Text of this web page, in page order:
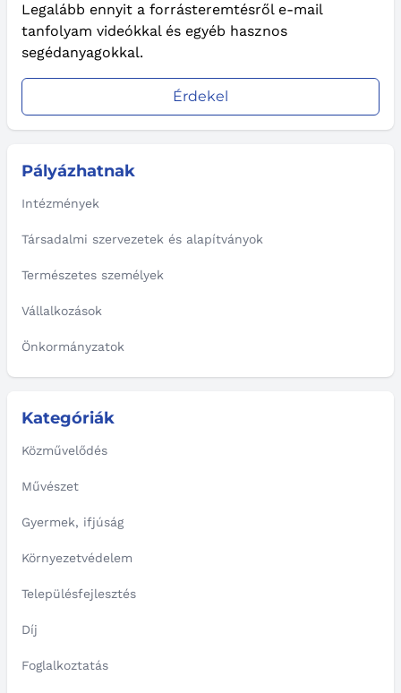
Legalább ennyit a forrásteremtésről e-mail
tanfolyam videókkal és egyéb hasznos
segédanyagokkal.
Érdekel
Pályázhatnak
Intézmények
Társadalmi szervezetek és alapítványok
Természetes személyek
Vállalkozások
Önkormányzatok
Kategóriák
Közművelődés
Művészet
Gyermek, ifjúság
Környezetvédelem
Településfejlesztés
Díj
Foglalkoztatás